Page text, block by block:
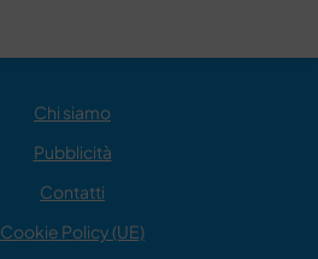
Chi siamo
Pubblicità
Contatti
Cookie Policy (UE)